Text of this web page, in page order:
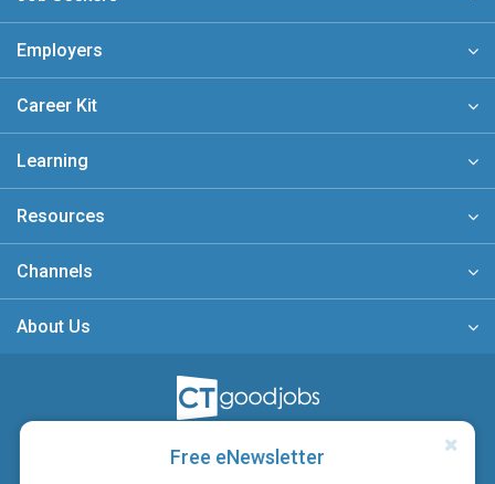
Free eNewsletter
Employers
Career Kit
Learning
Resources
Channels
About Us
A member of